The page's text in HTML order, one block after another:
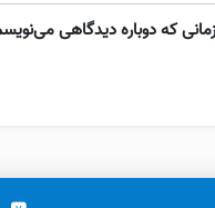
که دوباره دیدگاهی